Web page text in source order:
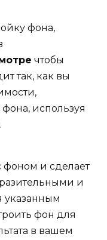
фона,
чтобы
так, как вы
используя
фоном и сделает
и
указанным
фон для
в вашем